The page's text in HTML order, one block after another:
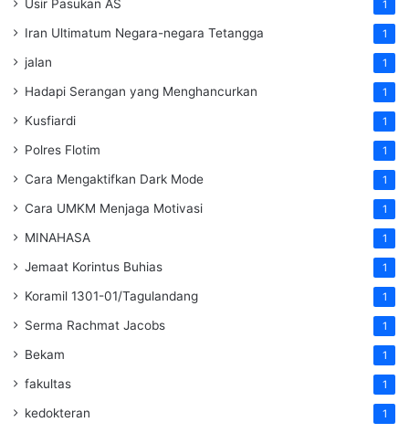
Usir Pasukan AS 1
Iran Ultimatum Negara-negara Tetangga 1
jalan 1
Hadapi Serangan yang Menghancurkan 1
Kusfiardi 1
Polres Flotim 1
Cara Mengaktifkan Dark Mode 1
Cara UMKM Menjaga Motivasi 1
MINAHASA 1
Jemaat Korintus Buhias 1
Koramil 1301-01/Tagulandang 1
Serma Rachmat Jacobs 1
Bekam 1
fakultas 1
kedokteran 1